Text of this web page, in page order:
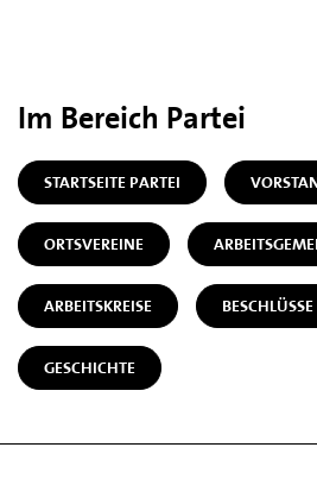
Im Bereich Partei
STARTSEITE PARTEI
ORTSVEREINE
ARBEITSKREISE BESCHLÜSSE
GESCHICHTE